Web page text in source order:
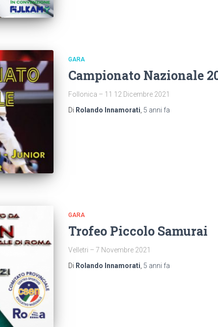
GARA
Campionato Nazionale
Follonica – 11 12 Dicembre 2021
Di Rolando Innamorati 5 anni fa
GARA
Trofeo Piccolo Samurai
Velletri – 7 Novembre 2021
Di Rolando Innamorati 5 anni fa